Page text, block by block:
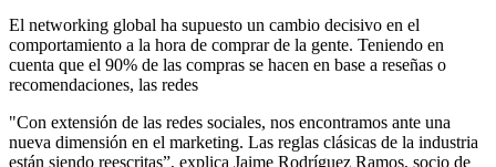
El networking global ha supuesto un cambio decisivo en el
comportamiento a la hora de comprar de la gente. Teniendo en
cuenta que el 90% de las compras se hacen en base a reseñas o
recomendaciones, las redes
"Con extensión de las redes sociales, nos encontramos ante una
nueva dimensión en el marketing. Las reglas clásicas de la industria
están siendo reescritas”, explica Jaime Rodríguez Ramos, socio de